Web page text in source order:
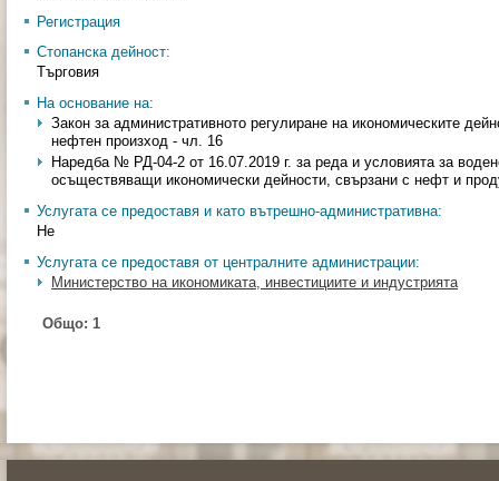
Регистрация
Стопанска дейност:
Търговия
На основание на:
Закон за административното регулиране на икономическите
нефтен произход - чл. 16
Наредба № РД-04-2 от 16.07.2019 г. за реда и условията за
осъществяващи икономически дейности, свързани с нефт и
Услугата се предоставя и като вътрешно-административна:
Не
Услугата се предоставя от централните администрации:
Министерство на икономиката, инвестициите и индустрията
Общо: 1